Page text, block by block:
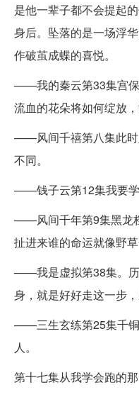
是他一辈子都不会提起
身后。坠落的是一场浮
作破茧成蝶的喜悦。
——我的秦云第33集宫保
流血的花朵将如何绽放
——风间千禧第八集此时
不同。
——钱子云第12集我要学
——风间千年第9集黑龙
扯进来谁的命运就像野草
——我是虚拟第38集。
身，就是好好走这一步
——三生玄练第25集千
人。
第十七集从我学会跑的